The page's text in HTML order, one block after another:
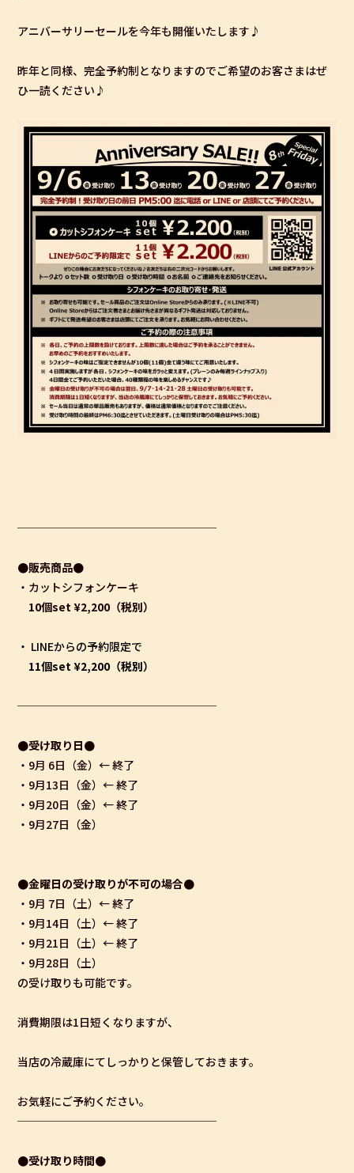
アニバーサリーセールを今年も開催いたします♪
昨年と同様、完全予約制となりますのでご希望のお客さまはぜ
ひ一読ください♪
──────────────────
●販売商品●
・カットシフォンケーキ
10個set ¥2,200（税別）
・ LINEからの予約限定で
11個set ¥2,200（税別）
──────────────────
●受け取り日●
・9月 6日（金）← 終了
・9月13日（金）← 終了
・9月20日（金）← 終了
・9月27日（金）
●金曜日の受け取りが不可の場合●
・9月 7日（土）← 終了
・9月14日（土）← 終了
・9月21日（土）← 終了
・9月28日（土）
の受け取りも可能です。
消費期限は1日短くなりますが、
当店の冷蔵庫にてしっかりと保管しておきます。
お気軽にご予約ください。
──────────────────
●受け取り時間●